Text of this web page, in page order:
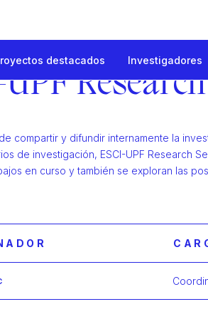
investigacióndestacados Investigadores
compartir y difundir internamente la
de investigación, ESCI-UPF Research
en curso y también se exploran las